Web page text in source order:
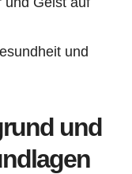
und
und